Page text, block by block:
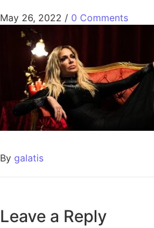
May 26, 2022 / 0 Comments
By galatis
Leave a Reply